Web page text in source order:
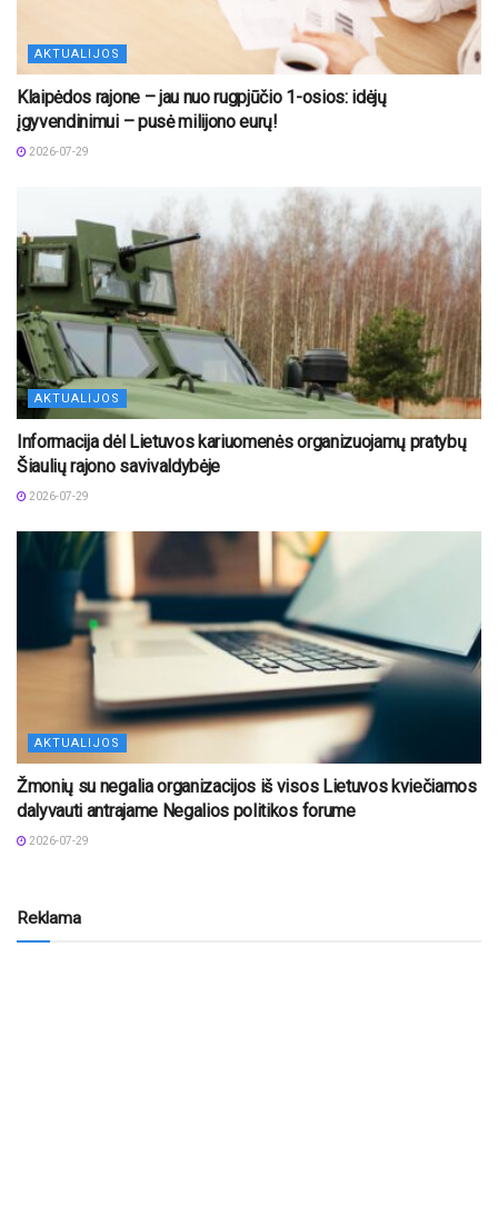
AKTUALIJOS
Klaipėdos rajone – jau nuo rugpjūčio 1-osios: idėjų
įgyvendinimui – pusė milijono eurų!
2026-07-29
AKTUALIJOS
Informacija dėl Lietuvos kariuomenės organizuojamų pratybų
Šiaulių rajono savivaldybėje
2026-07-29
AKTUALIJOS
Žmonių su negalia organizacijos iš visos Lietuvos kviečiamos
dalyvauti antrajame Negalios politikos forume
2026-07-29
Reklama